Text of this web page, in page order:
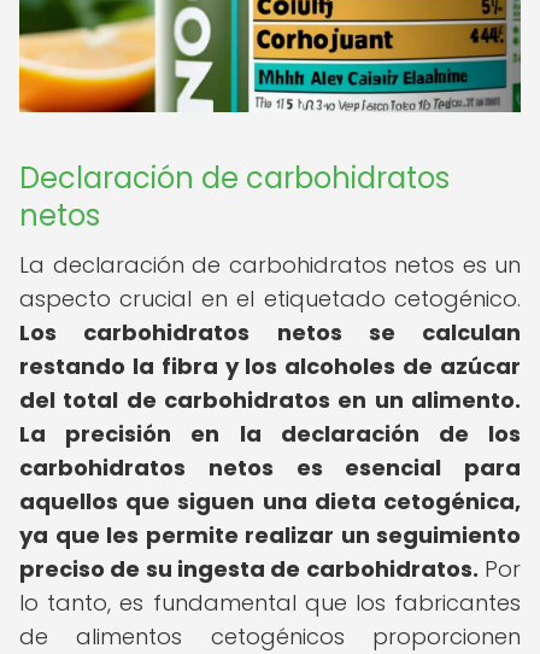
Declaración de carbohidratos
netos
La declaración de carbohidratos netos es un
aspecto crucial en el etiquetado cetogénico.
Los carbohidratos netos se calculan
restando la fibra y los alcoholes de azúcar
del total de carbohidratos en un alimento.
La precisión en la declaración de los
carbohidratos netos es esencial para
aquellos que siguen una dieta cetogénica,
ya que les permite realizar un seguimiento
preciso de su ingesta de carbohidratos. Por
lo tanto, es fundamental que los fabricantes
de alimentos cetogénicos proporcionen